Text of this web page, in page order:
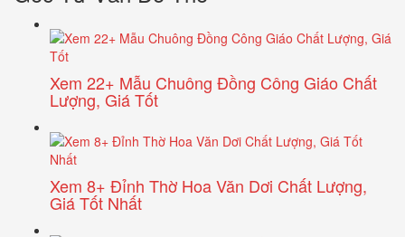
Xem 22+ Mẫu Chuông Đồng Công Giáo Chất
Lượng, Giá Tốt
Xem 8+ Đỉnh Thờ Hoa Văn Dơi Chất Lượng,
Giá Tốt Nhất